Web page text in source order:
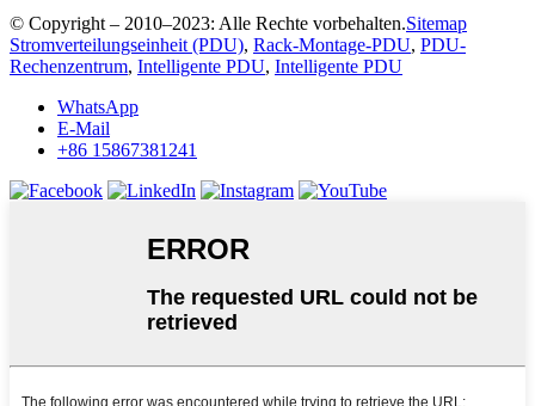
© Copyright – 2010–2023: Alle Rechte vorbehalten.Sitemap
Stromverteilungseinheit (PDU), Rack-Montage-PDU, PDU-
Rechenzentrum, Intelligente PDU, Intelligente PDU
WhatsApp
E-Mail
+86 15867381241